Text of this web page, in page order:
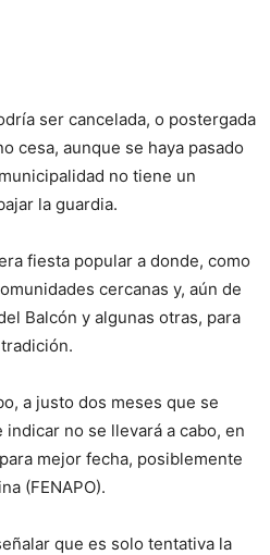
ser cancelada, o postergada
cesa, aunque se haya pasado
no tiene un
la guardia.
fiesta popular a donde, como
cercanas y, aún de
Balcón y algunas otras, para
a justo dos meses que se
no se llevará a cabo, en
mejor fecha, posiblemente
(FENAPO).
que es solo tentativa la